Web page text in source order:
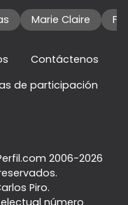
Marie Claire
Contáctenos
de participación
2006-2026
Piro.
número